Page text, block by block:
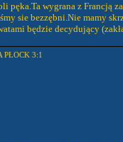
pęka.Ta wygrana z Francją
sie bezzębni.Nie mamy
będzie decydujący
PŁOCK 3:1